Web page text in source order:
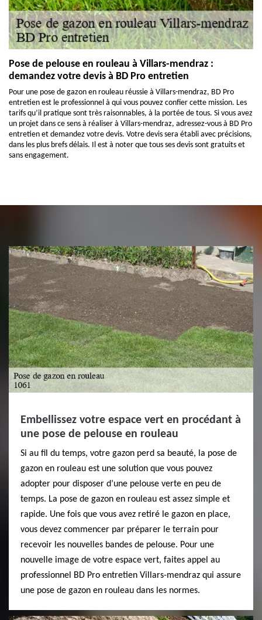
Pose de pelouse en rouleau à Villars-mendraz :
demandez votre devis à BD Pro entretien
Pour une pose de gazon en rouleau réussie à Villars-mendraz, BD Pro
entretien est le professionnel à qui vous pouvez confier cette mission. Les
tarifs qu’il pratique sont très raisonnables, à la portée de tous. Si vous avez
un projet dans ce sens à réaliser à Villars-mendraz, adressez-vous à BD Pro
entretien et demandez votre devis. Votre devis sera établi avec précisions,
dans les plus brefs délais. Il est à noter que tous ses devis sont gratuits et
sans engagement.
Embellissez votre espace vert en procédant à
une pose de pelouse en rouleau
Si au fil du temps, votre gazon perd sa beauté, la pose de
gazon en rouleau est une solution que vous pouvez
adopter pour disposer d’une pelouse verte en peu de
temps. La pose de gazon en rouleau est assez simple et
rapide. Une fois que vous avez retiré le gazon en place,
vous devez commencer par préparer le terrain pour
recevoir les nouvelles bandes de pelouse. Pour une
nouvelle image de votre espace vert, faites appel au
professionnel BD Pro entretien Villars-mendraz qui assure
une pose de gazon en rouleau dans les normes.